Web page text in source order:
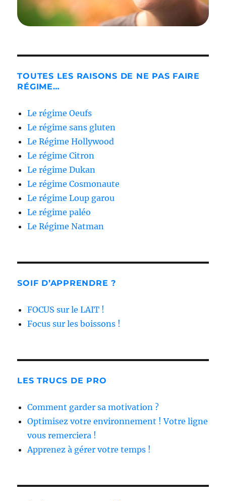
TOUTES LES RAISONS DE NE PAS FAIRE
RÉGIME…
Le régime Oeufs
Le régime sans gluten
Le Régime Hollywood
Le régime Citron
Le régime Dukan
Le régime Cosmonaute
Le régime Loup garou
Le régime paléo
Le Régime Natman
SOIF D’APPRENDRE ?
FOCUS sur le LAIT !
Focus sur les boissons !
LES TRUCS DE PRO
Comment garder sa motivation ?
Optimisez votre environnement ! Votre ligne
vous remerciera !
Apprenez à gérer votre temps !